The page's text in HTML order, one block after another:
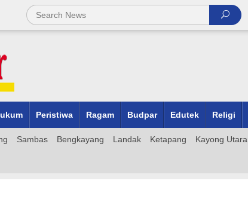
Peristiwa Ragam Budpar Edutek Religi
Sambas Bengkayang Landak Ketapang Kayong Utara